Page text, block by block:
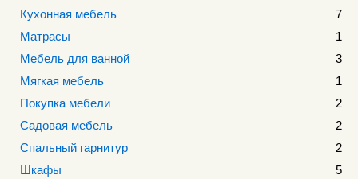
Кухонная мебель
7
Матрасы
1
Мебель для ванной
3
Мягкая мебель
1
Покупка мебели
2
Садовая мебель
2
Спальный гарнитур
2
Шкафы
5